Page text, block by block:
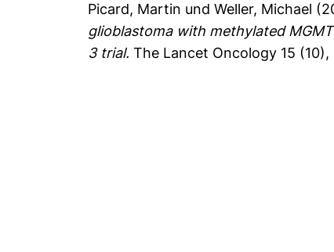
Picard, Martin undWeller, Michael
glioblastoma with methylated
3 trial. The Lancet Oncology 15 (10),